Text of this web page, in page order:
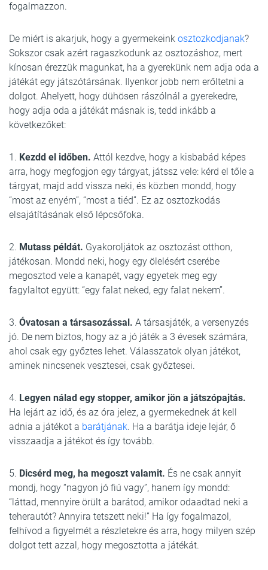
fogalmazzon.
De miért is akarjuk, hogy a gyermekeink osztozkodjanak?
Sokszor csak azért ragaszkodunk az osztozáshoz, mert
kínosan érezzük magunkat, ha a gyerekünk nem adja oda a
játékát egy játszótársának. Ilyenkor jobb nem erőltetni a
dolgot. Ahelyett, hogy dühösen rászólnál a gyerekedre,
hogy adja oda a játékát másnak is, tedd inkább a
következőket:
1. Kezdd el időben. Attól kezdve, hogy a kisbabád képes
arra, hogy megfogjon egy tárgyat, játssz vele: kérd el tőle a
tárgyat, majd add vissza neki, és közben mondd, hogy
“most az enyém”, “most a tiéd”. Ez az osztozkodás
elsajátításának első lépcsőfoka.
2. Mutass példát. Gyakoroljátok az osztozást otthon,
játékosan. Mondd neki, hogy egy ölelésért cserébe
megosztod vele a kanapét, vagy egyetek meg egy
fagylaltot együtt: “egy falat neked, egy falat nekem”.
3. Óvatosan a társasozással. A társasjáték, a versenyzés
jó. De nem biztos, hogy az a jó játék a 3 évesek számára,
ahol csak egy győztes lehet. Válasszatok olyan játékot,
aminek nincsenek vesztesei, csak győztesei.
4. Legyen nálad egy stopper, amikor jön a játszópajtás.
Ha lejárt az idő, és az óra jelez, a gyermekednek át kell
adnia a játékot a barátjának. Ha a barátja ideje lejár, ő
visszaadja a játékot és így tovább.
5. Dicsérd meg, ha megoszt valamit. És ne csak annyit
mondj, hogy “nagyon jó fiú vagy”, hanem így mondd:
“láttad, mennyire örült a barátod, amikor odaadtad neki a
teherautót? Annyira tetszett neki!” Ha így fogalmazol,
felhívod a figyelmét a részletekre és arra, hogy milyen szép
dolgot tett azzal, hogy megosztotta a játékát.